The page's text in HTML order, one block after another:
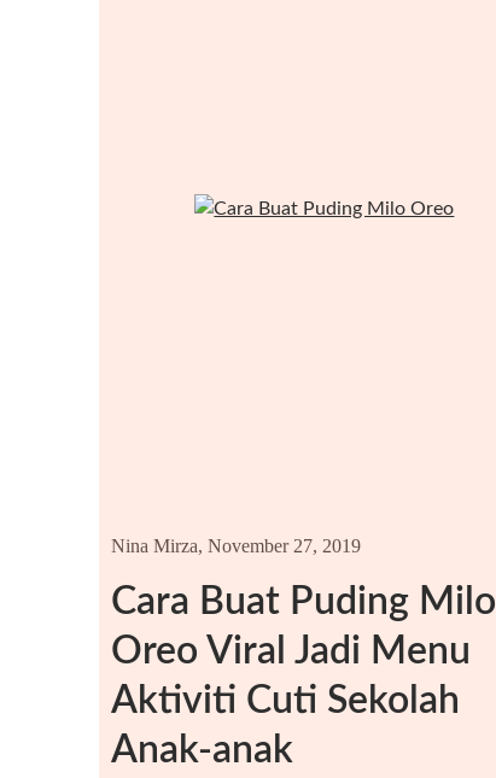
Cara Buat Puding Milo
Oreo Viral Jadi Menu
Aktiviti Cuti Sekolah
Anak-anak
Nina Mirza, November 27, 2019